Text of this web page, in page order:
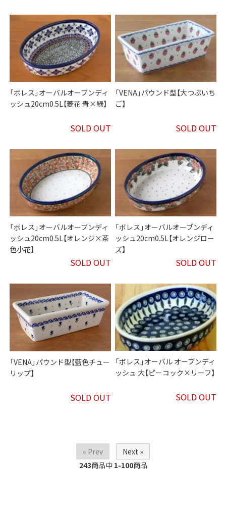
「ボレス」オーバルオーブンディ
ッシュ20cm0.5L【菱花 青×緑】
SOLD OUT
「VENA」パウンド型【大つぶいち
ご】
SOLD OUT
「ボレス」オーバルオーブンディ
ッシュ20cm0.5L【オレンジ×茶
色小花】
SOLD OUT
「ボレス」オーバルオーブンディ
ッシュ20cm0.5L【オレンジロー
ズ】
SOLD OUT
「VENA」パウンド型【藍色チュー
リップ】
SOLD OUT
「ボレス」オーバル オーブンディ
ッシュ 大【ピーコック×リーフ】
SOLD OUT
« Prev
Next »
243商品中 1-100商品